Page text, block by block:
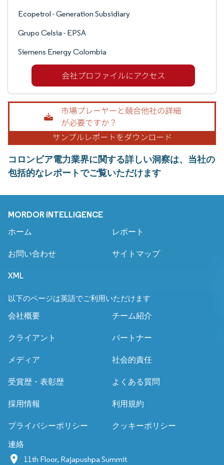
Ecopetrol - Generation Subsidiary
Grupo Celsia - EPSA
Siemens Energy Colombia
コロンビア電力業界に関する詳しい洞察は、当社の
包括的なレポートでご覧いただけます
MORDOR INTELLIGENCE
ホーム レポート
お問い合わせ サイトマップ
XML
以下のページは英語でご利用いただけます
会社概要 チーム紹介
クライアント パートナー
メディア 社会的責任
受賞歴・表彰歴 よくある質問
採用情報 利用規約
プライバシーポリシー クッキーポリシー
連絡
11th Floor, Rajapushpa Summit